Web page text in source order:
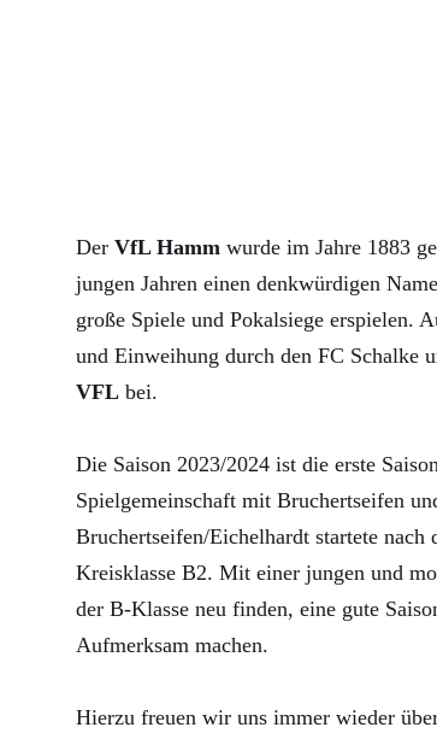
Der VfL Hamm wurde im Jahre 1883
jungen Jahren einen denkwürdigen
große Spiele und Pokalsiege erspielen.
und Einweihung durch den FC Schalke
VFL bei.
Die Saison 2023/2024 ist die erste
Spielgemeinschaft mit Bruchertseifen
Bruchertseifen/Eichelhardt startete
Kreisklasse B2. Mit einer jungen und
der B-Klasse neu finden, eine gute
Aufmerksam machen.
Hierzu freuen wir uns immer wieder